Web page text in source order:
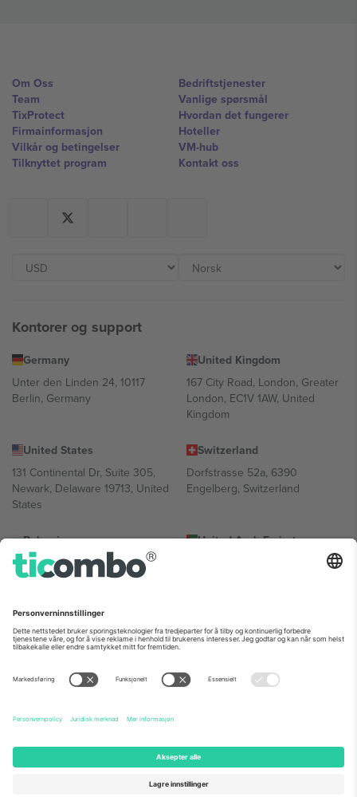
Om Oss
Team
TixProtect
Firmainformasjon
Vilkår og betingelser
Tilknyttet program
Bedriftstjenester
Vanlige spørsmål
Hvordan det fungerer
Hoteller
VM-hub
Kontakt oss
Kontorer og support
Germany
Unter den Linden 24, 10117
Berlin, Germany
United Kingdom
167 City Road, London, Greater
London, EC1V 1AW, United
Kingdom
United States
131 Continental Dr, Suite 305,
Newark, Delaware 19713, United
States
Switzerland
Dorfstrasse 52a, 6390
Engelberg, Switzerland
Bulgaria
Regus Sofia City West, bul
Totleben 53-55, 1606 Sofia,
United Arab Emirates
UAE Dubai Silicon Oasis, DDP
Mexico
Av Chapultepec 360, Roma
Norte, Cuauhtémoc, 06700
Ciudad de México, CDMX,
sted, begivenhet og/eller domene. For detaljer, sjekk spesifikke
arrangementsside, forlag og vilkår.,Firmainformasjon
2026 Ticombo. Alle rettigheter reservert.